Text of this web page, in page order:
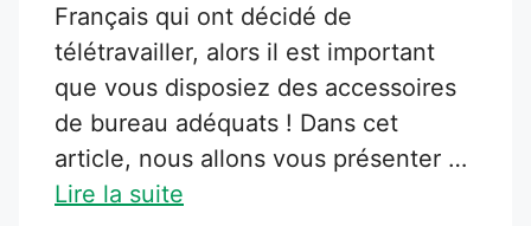
Français qui ont décidé de
télétravailler, alors il est important
que vous disposiez des accessoires
de bureau adéquats ! Dans cet
article, nous allons vous présenter …
Lire la suite